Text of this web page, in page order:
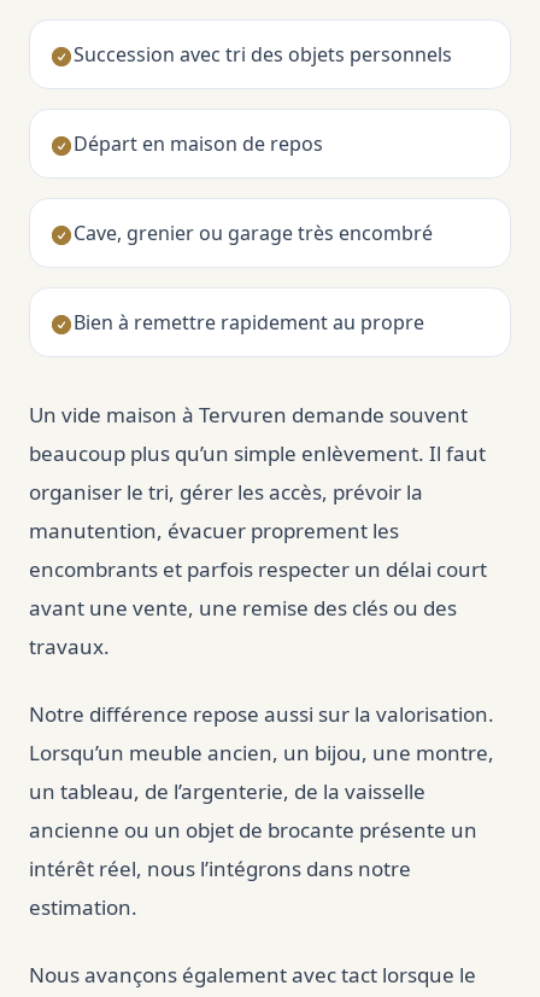
Succession avec tri des objets personnels
Départ en maison de repos
Cave, grenier ou garage très encombré
Bien à remettre rapidement au propre
Un vide maison à Tervuren demande souvent
beaucoup plus qu’un simple enlèvement. Il faut
organiser le tri, gérer les accès, prévoir la
manutention, évacuer proprement les
encombrants et parfois respecter un délai court
avant une vente, une remise des clés ou des
travaux.
Notre différence repose aussi sur la valorisation.
Lorsqu’un meuble ancien, un bijou, une montre,
un tableau, de l’argenterie, de la vaisselle
ancienne ou un objet de brocante présente un
intérêt réel, nous l’intégrons dans notre
estimation.
Nous avançons également avec tact lorsque le